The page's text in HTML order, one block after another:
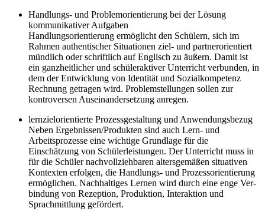
Handlungs- und Problemorientierung bei der Lösung
kommunikativer Aufgaben
Handlungsorientierung ermöglicht den Schülern, sich im
Rahmen authentischer Situationen ziel- und partnerorientiert
mündlich oder schriftlich auf Englisch zu äußern. Damit ist
ein ganzheitlicher und schüleraktiver Unterricht verbunden, in
dem der Entwicklung von Identität und Sozialkompetenz
Rechnung getragen wird. Problemstellungen sollen zur
kontroversen Auseinandersetzung anregen.
lernzielorientierte Prozessgestaltung und Anwendungsbezug
Neben Ergebnissen/Produkten sind auch Lern- und
Arbeitsprozesse eine wichtige Grundlage für die
Einschätzung von Schülerleistungen. Der Unterricht muss in
für die Schüler nachvollziehbaren altersge­mä­ßen situativen
Kontexten erfolgen, die Handlungs- und Prozess­orien­tierung
ermöglichen. Nachhaltiges Lernen wird durch eine enge Ver­
bindung von Rezeption, Produktion, Interaktion und
Sprachmittlung gefördert.